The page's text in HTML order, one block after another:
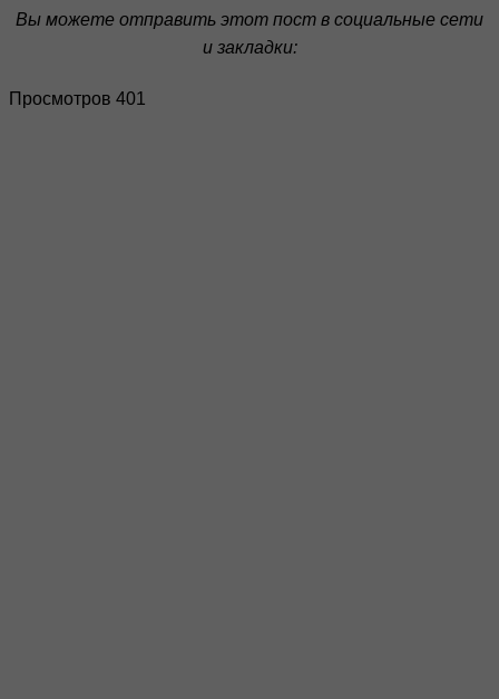
Вы можете отправить этот пост в социальные сети
и закладки:
Просмотров 401